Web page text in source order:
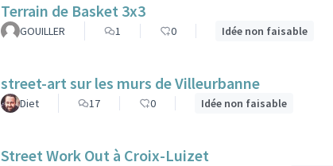
Terrain de Basket 3x3
GOUILLER 1 0 Idée non faisable
street-art sur les murs de Villeurbanne
Diet 17 0 Idée non faisable
Street Work Out à Croix-Luizet